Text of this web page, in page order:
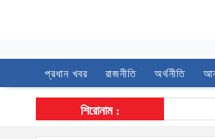
প্রধান খবর রাজনীতি অর্থনীতি
শিরোনাম :